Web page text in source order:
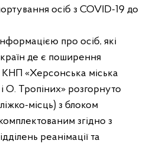
осіб з COVID-19 до
про осіб, які
країн де є поширення
КНП «Херсонська міська
і О. Тропіних» розгорнуто
місць) з блоком
згідно з
реанімації та